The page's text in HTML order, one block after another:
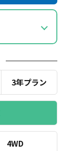
3年プラン
4WD